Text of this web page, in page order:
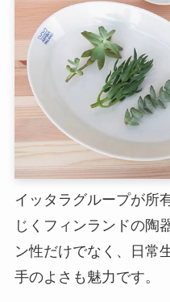
イッタラグループが所
じくフィンランドの陶
ン性だけでなく、日常
手のよさも魅力です。